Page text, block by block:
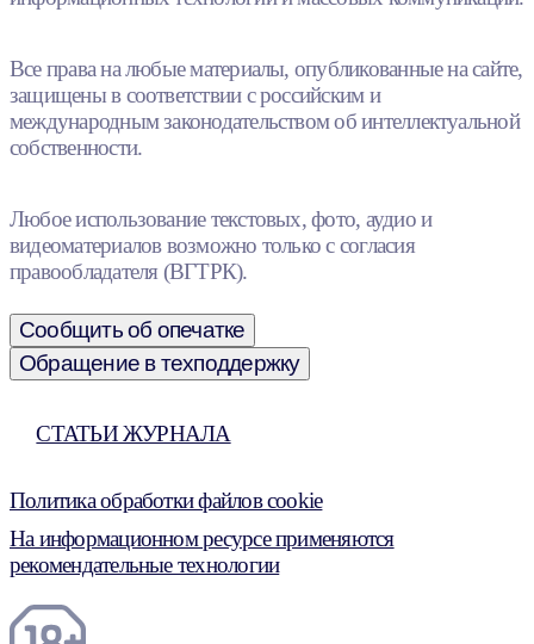
Все права на любые материалы, опубликованные на сайте,
защищены в соответствии с российским и
международным законодательством об интеллектуальной
собственности.
Любое использование текстовых, фото, аудио и
видеоматериалов возможно только с согласия
правообладателя (ВГТРК).
Сообщить об опечатке
Обращение в техподдержку
СТАТЬИ ЖУРНАЛА
Политика обработки файлов cookie
На информационном ресурсе применяются
рекомендательные технологии